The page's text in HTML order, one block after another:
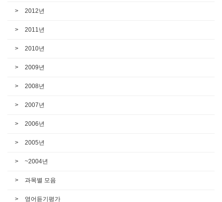
2012년
2011년
2010년
2009년
2008년
2007년
2006년
2005년
~2004년
과목별 모음
영어듣기평가